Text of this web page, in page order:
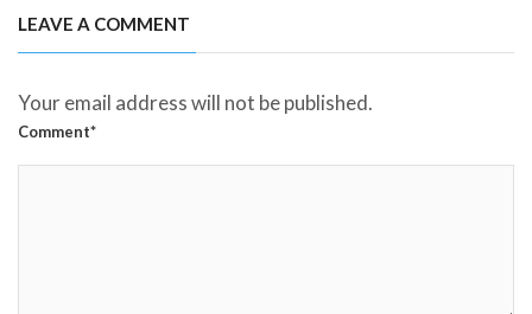
LEAVE A COMMENT
Your email address will not be published.
Comment*